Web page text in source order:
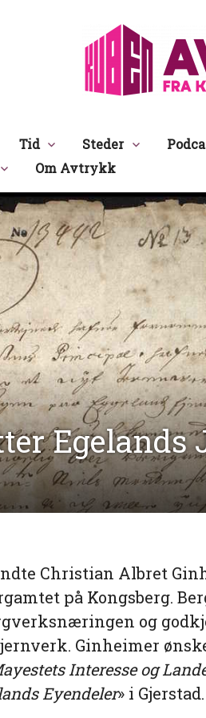
Tid Steder
Om Avtrykk
Egelands
Christian Albret
på Kongsberg.
og
Ginheimer
Interesse og
Eyendeler» i Gjerstad.